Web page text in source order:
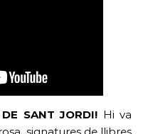
SANT JORDI! Hi va